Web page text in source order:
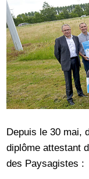
Depuis le 30 mai,
diplôme attestant
des Paysagistes :